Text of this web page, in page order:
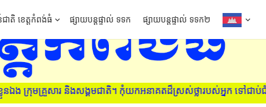
។ កុំយកអនាគតដ៏ស្រស់ថ្លារបស់អ្នក ទៅជាប់ជំពាក់នឹងគ្រឿងញៀន ស្វ
ាតិ ខេត្តកំពង់ធំ ផ្សាយបន្តផ្ទាល់ ទទក ផ្សាយបន្តផ្ទាល់ ទទក២